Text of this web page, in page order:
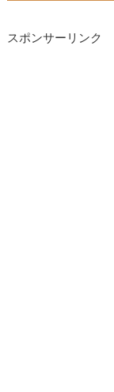
スポンサーリンク